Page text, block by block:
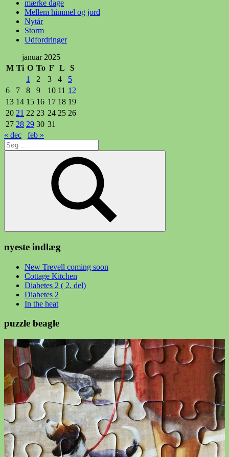
mærke dage
Mellem himmel og jord
Nytår
Storm
Udfordringer
januar 2025
M Ti O To F L
S
1
2 3 4
5
6
7 8 9 10 11 12
13 14 15 16 17 18 19
20 21 22 23 24 25 26
27 28 29 30 31
« dec
feb »
Søg
efter:
Søg
nyeste indlæg
New Trevell coming soon
Cottage Kitchen
Diabetes 2 ( 2. del)
Diabetes 2
In the heat
puzzle beagle